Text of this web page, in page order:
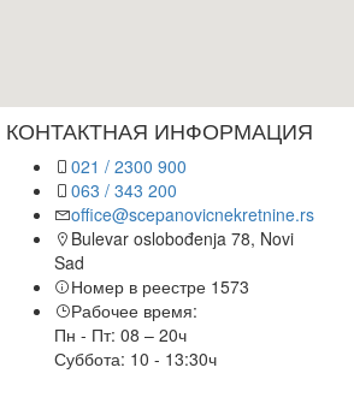
КОНТАКТНАЯ ИНФОРМАЦИЯ
021 / 2300 900
063 / 343 200
office@scepanovicnekretnine.rs
Bulevar oslobođenja 78, Novi
Sad
Номер в реестре 1573
Рабочее время:
Пн - Пт: 08 – 20ч
Суббота: 10 - 13:30ч